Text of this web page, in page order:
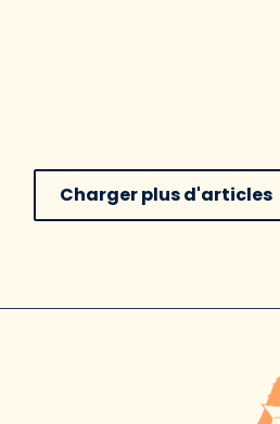
Charger plus d'articles